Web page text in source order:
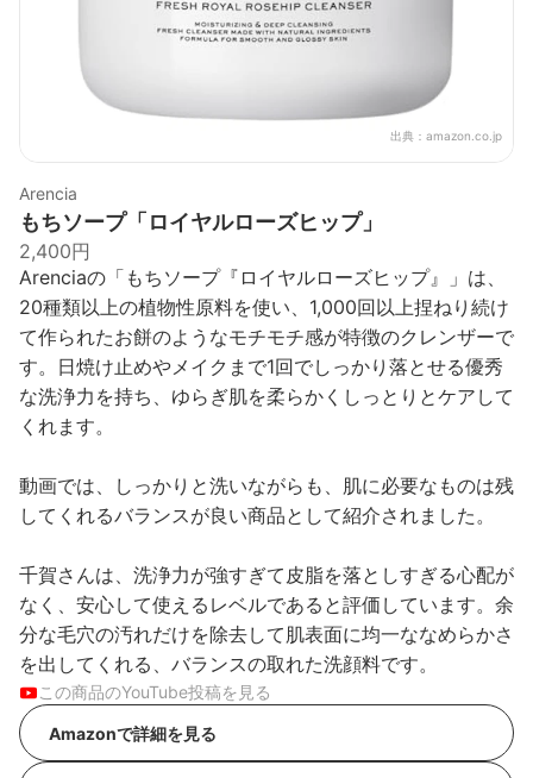
出典： amazon.co.jp
Arencia
もちソープ「ロイヤルローズヒップ」
2,400円
Arenciaの「もちソープ『ロイヤルローズヒップ』」は、
20種類以上の植物性原料を使い、1,000回以上捏ねり続け
て作られたお餅のようなモチモチ感が特徴のクレンザーで
す。日焼け止めやメイクまで1回でしっかり落とせる優秀
な洗浄力を持ち、ゆらぎ肌を柔らかくしっとりとケアして
くれます。
動画では、しっかりと洗いながらも、肌に必要なものは残
してくれるバランスが良い商品として紹介されました。
千賀さんは、洗浄力が強すぎて皮脂を落としすぎる心配が
なく、安心して使えるレベルであると評価しています。余
分な毛穴の汚れだけを除去して肌表面に均一ななめらかさ
を出してくれる、バランスの取れた洗顔料です。
この商品のYouTube投稿を見る
Amazonで詳細を見る